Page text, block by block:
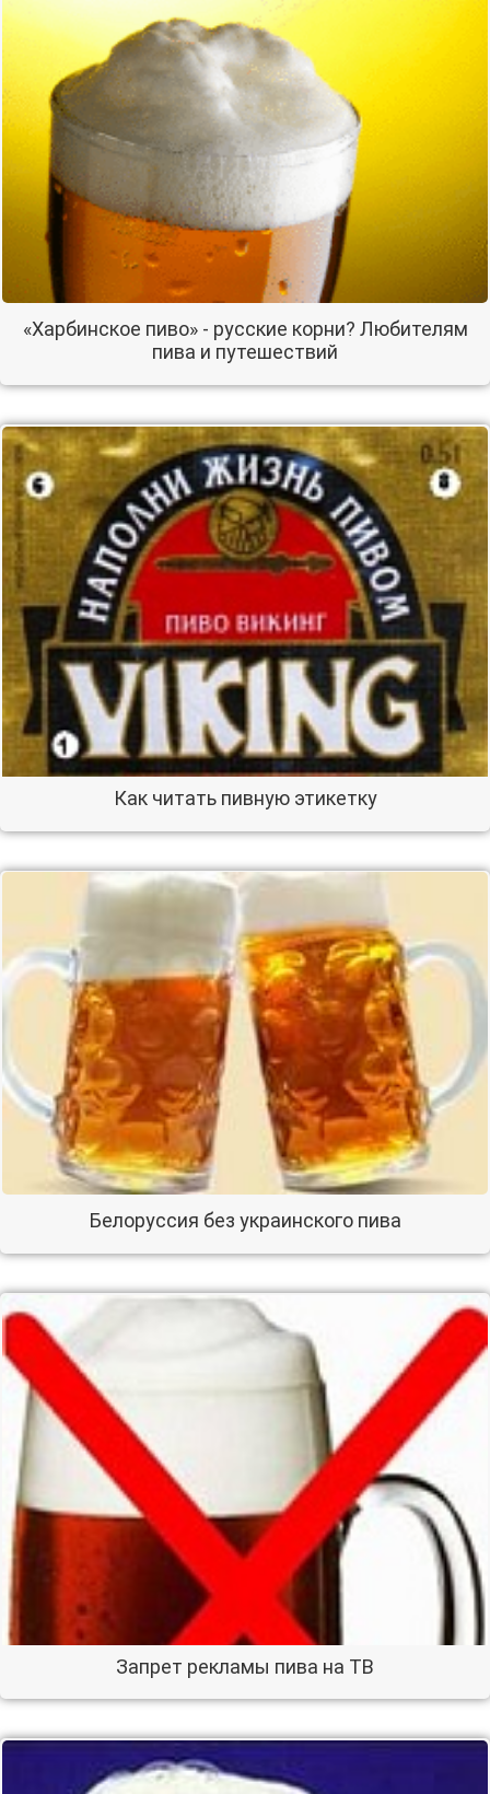
«Харбинское пиво» - русские корни? Любителям
пива и путешествий
Как читать пивную этикетку
Белоруссия без украинского пива
Запрет рекламы пива на ТВ